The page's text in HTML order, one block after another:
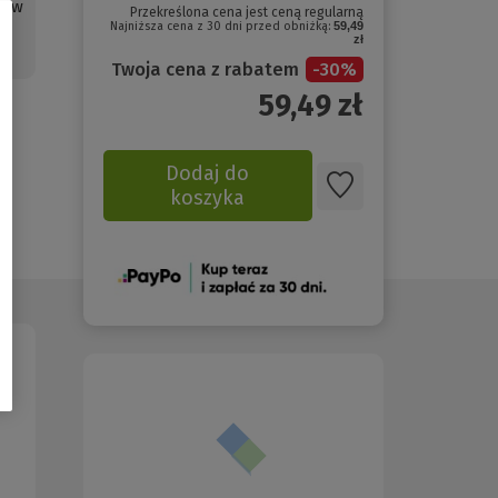
Przekreślona cena jest ceną regularną
Najniższa cena z 30 dni przed obniżką: 59,49
zł
Twoja cena z rabatem -30%
59,49zł
Dodaj do
koszyka
(Nowe